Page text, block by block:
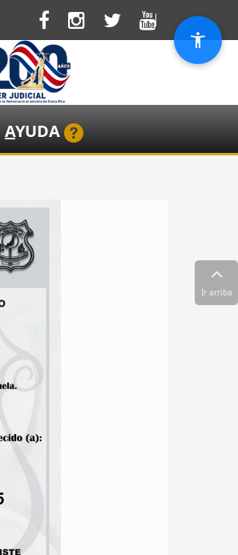
AYUDA
Ir arriba